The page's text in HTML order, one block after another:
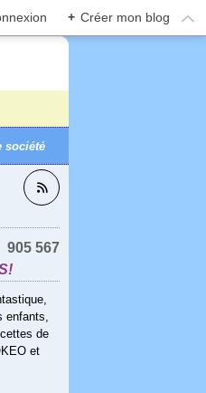
+ Créer mon blog
société
905 567
enfants,
de
et